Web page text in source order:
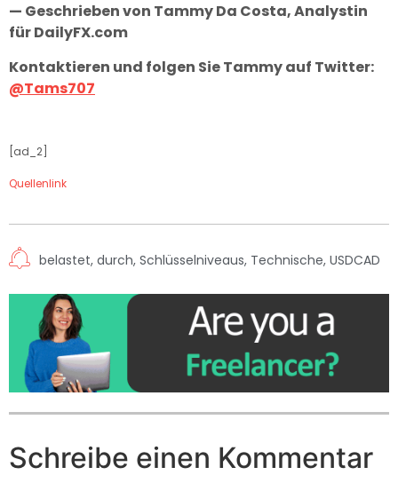
— Geschrieben von Tammy Da Costa, Analystin
für DailyFX.com
Kontaktieren und folgen Sie Tammy auf Twitter:
@Tams707
[ad_2]
Quellenlink
belastet, durch, Schlüsselniveaus, Technische, USDCAD
Schreibe einen Kommentar